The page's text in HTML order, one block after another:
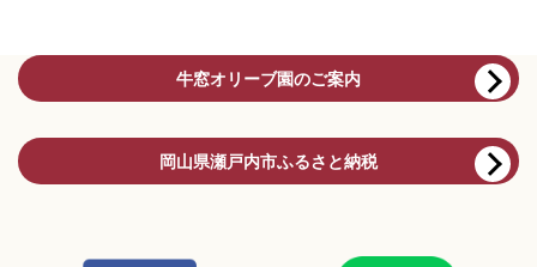
牛窓オリーブ園のご案内
岡山県瀬戸内市ふるさと納税